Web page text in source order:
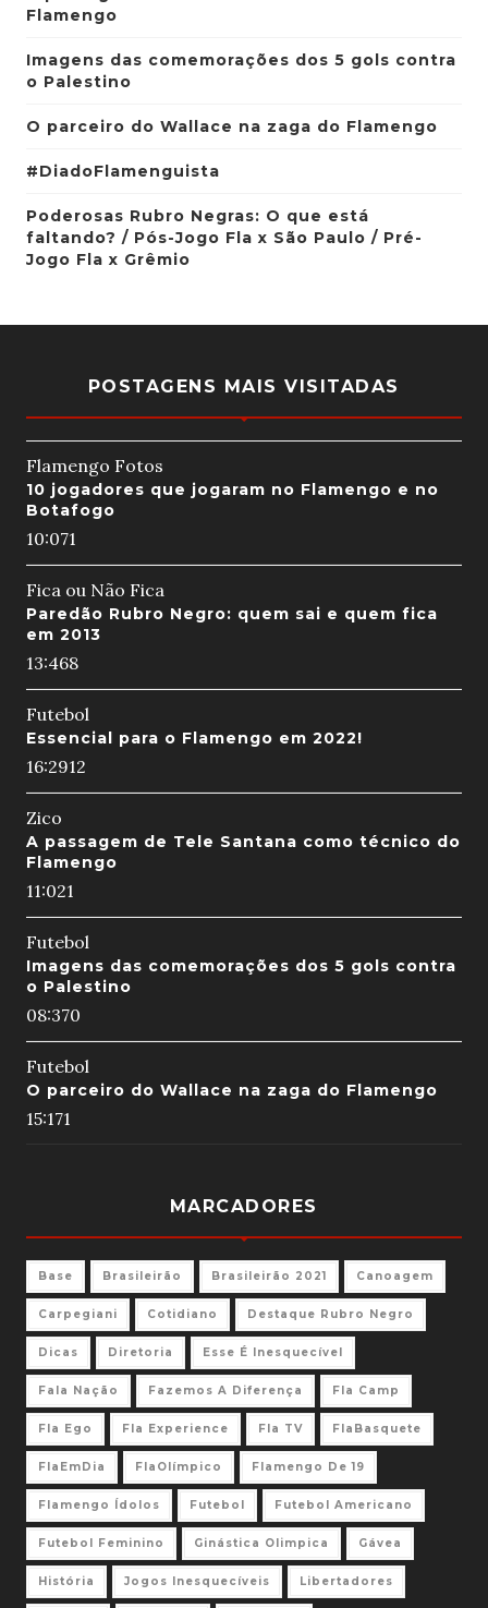
Flamengo
Imagens das comemorações dos 5 gols contra
o Palestino
O parceiro do Wallace na zaga do Flamengo
#DiadoFlamenguista
Poderosas Rubro Negras: O que está
faltando? / Pós-Jogo Fla x São Paulo / Pré-
Jogo Fla x Grêmio
POSTAGENS MAIS VISITADAS
Flamengo Fotos
10 jogadores que jogaram no Flamengo e no
Botafogo
10:071
Fica ou Não Fica
Paredão Rubro Negro: quem sai e quem fica
em 2013
13:468
Futebol
Essencial para o Flamengo em 2022!
16:2912
Zico
A passagem de Tele Santana como técnico do
Flamengo
11:021
Futebol
Imagens das comemorações dos 5 gols contra
o Palestino
08:370
Futebol
O parceiro do Wallace na zaga do Flamengo
15:171
MARCADORES
Base Brasileirão Brasileirão 2021 Canoagem
Carpegiani Cotidiano Destaque Rubro Negro
Dicas Diretoria Esse É Inesquecível
Fala Nação Fazemos A Diferença Fla Camp
Fla Ego Fla Experience Fla TV FlaBasquete
FlaEmDia FlaOlímpico Flamengo De 19
Flamengo Ídolos Futebol Futebol Americano
Futebol Feminino Ginástica Olimpica Gávea
História Jogos Inesquecíveis Libertadores